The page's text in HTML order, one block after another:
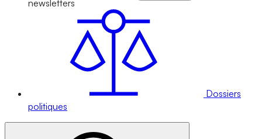
newsletters
Dossiers
politiques